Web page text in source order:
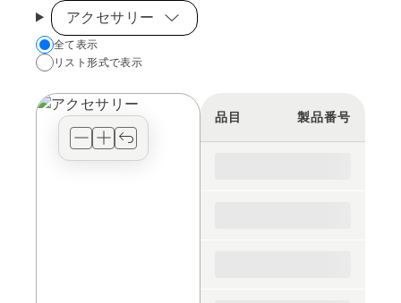
アクセサリー
Choose
your
view
全て表示
リスト形式で表示
品目 製品番号